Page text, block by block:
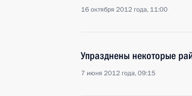
16 октября 2012 года, 11:00
Упразднены некоторые
7 июня 2012 года, 09:15